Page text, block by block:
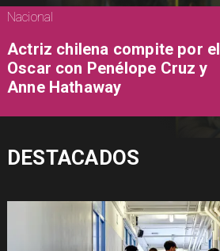
Nacional
Actriz chilena compite por el
Oscar con Penélope Cruz y
Anne Hathaway
DESTACADOS